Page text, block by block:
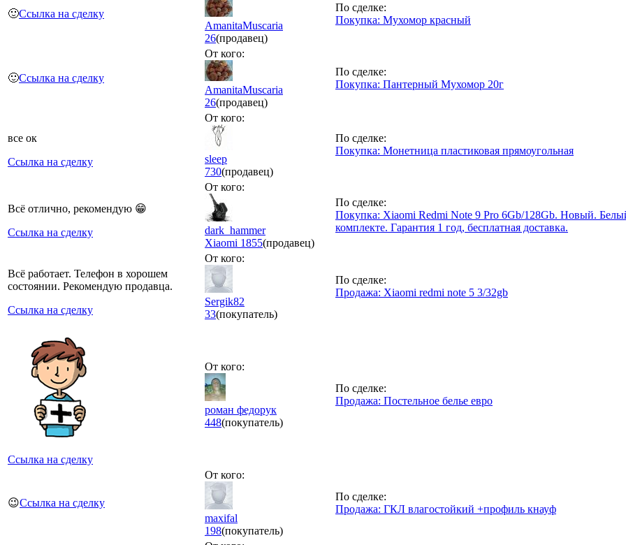
🙂Ссылка на сделку
AmanitaMuscaria
26(продавец)
По сделке:
Покупка: Мухомор красный
🙂Ссылка на сделку
От кого:
AmanitaMuscaria
26(продавец)
По сделке:
Покупка: Пантерный Мухомор 20г
все ок
Ссылка на сделку
От кого:
sleep
730(продавец)
По сделке:
Покупка: Монетница пластиковая прямоугольная
Всё отлично, рекомендую 😁
Ссылка на сделку
От кого:
dark_hammer
Xiaomi 1855(продавец)
По сделке:
Покупка: Xiaomi Redmi Note 9 Pro 6Gb/128Gb. Новый.
комплекте. Гарантия 1 год, бесплатная доставка.
Всё работает. Телефон в хорошем
состоянии. Рекомендую продавца.
Ссылка на сделку
От кого:
Sergik82
33(покупатель)
По сделке:
Продажа: Xiaomi redmi note 5 3/32gb
Ссылка на сделку
От кого:
роман федорук
448(покупатель)
По сделке:
Продажа: Постельное белье евро
😉Ссылка на сделку
От кого:
maxifal
198(покупатель)
По сделке:
Продажа: ГКЛ влагостойкий +профиль кнауф